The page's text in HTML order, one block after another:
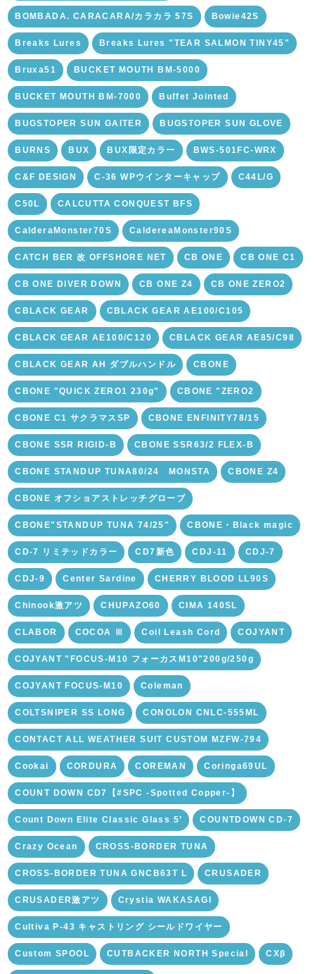
BOMBADA. CARACARA/カラカラ 57S Bowie42S
Breaks Lures Breaks Lures "TEAR SALMON TINY45"
Bruxa51 BUCKET MOUTH BM-5000
BUCKET MOUTH BM-7000 Buffet Jointed
BUGSTOPER SUN GAITER BUGSTOPER SUN GLOVE
BURNS BUX BUX限定カラー BWS-501FC-WRX
C&F DESIGN C-36 WPウインターキャップ C44L/G
C50L CALCUTTA CONQUEST BFS
CalderaMonster70S CaldereaMonster90S
CATCH BER 改 OFFSHORE NET CB ONE CB ONE C1
CB ONE DIVER DOWN CB ONE Z4 CB ONE ZERO2
CBLACK GEAR CBLACK GEAR AE100/C105
CBLACK GEAR AE100/C120 CBLACK GEAR AE85/C98
CBLACK GEAR AH ダブルハンドル CBONE
CBONE "QUICK ZERO1 230g" CBONE "ZERO2
CBONE C1 サクラマスSP CBONE ENFINITY78/15
CBONE SSR RIGID-B CBONE SSR63/2 FLEX-B
CBONE STANDUP TUNA80/24 MONSTA CBONE Z4
CBONE オフショアストレッチグローブ
CBONE"STANDUP TUNA 74/25" CBONE・Black magic
CD-7 リミテッドカラー CD7新色 CDJ-11 CDJ-7
CDJ-9 Center Sardine CHERRY BLOOD LL90S
Chinook激アツ CHUPAZO60 CIMA 140SL
CLABOR COCOA Ⅲ Coil Leash Cord COJYANT
COJYANT "FOCUS-M10 フォーカスM10"200g/250g
COJYANT FOCUS-M10 Coleman
COLTSNIPER SS LONG CONOLON CNLC-555ML
CONTACT ALL WEATHER SUIT CUSTOM MZFW-794
Cookai CORDURA COREMAN Coringa69UL
COUNT DOWN CD7【#SPC -Spotted Copper-】
Count Down Elite Classic Glass 5’ COUNTDOWN CD-7
Crazy Ocean CROSS-BORDER TUNA
CROSS-BORDER TUNA GNCB63T L CRUSADER
CRUSADER激アツ Crystia WAKASAGI
Cultiva P-43 キャストリング シールドワイヤー
Custom SPOOL CUTBACKER NORTH Special CXβ